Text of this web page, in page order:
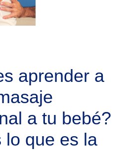
aprender a
a tu bebé?
lo que es la